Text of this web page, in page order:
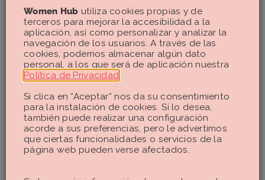
supermercado, en un restaurante, en el uso de la tecnología…
y, sobre todo en los medios de comunicación y la
publicidad que indudablemente juegan un papel importante
en perpetuar estos estereotipos retratando a las personas
mayores casi siempre como pasivas, dependientes o
incapaces, y reforzando una imagen que justifica la
infantilización social y limita la percepción de su valor real.
“Nos estamos perdiendo mucho más que su voz: nos
Women Hub utiliza cookies propias y de
terceros para mejorar la accesibilidad a la
aplicación, así como personalizar y analizar la
navegación de los usuarios. A través de las
cookies, podemos almacenar algún dato
personal, a los que será de aplicación nuestra
Política de Privacidad
Si clica en “Aceptar” nos da su consentimiento
para la instalación de cookies. Si lo desea,
también puede realizar una configuración
acorde a sus preferencias, pero le advertimos
que ciertas funcionalidades o servicios de la
página web pueden verse afectados.